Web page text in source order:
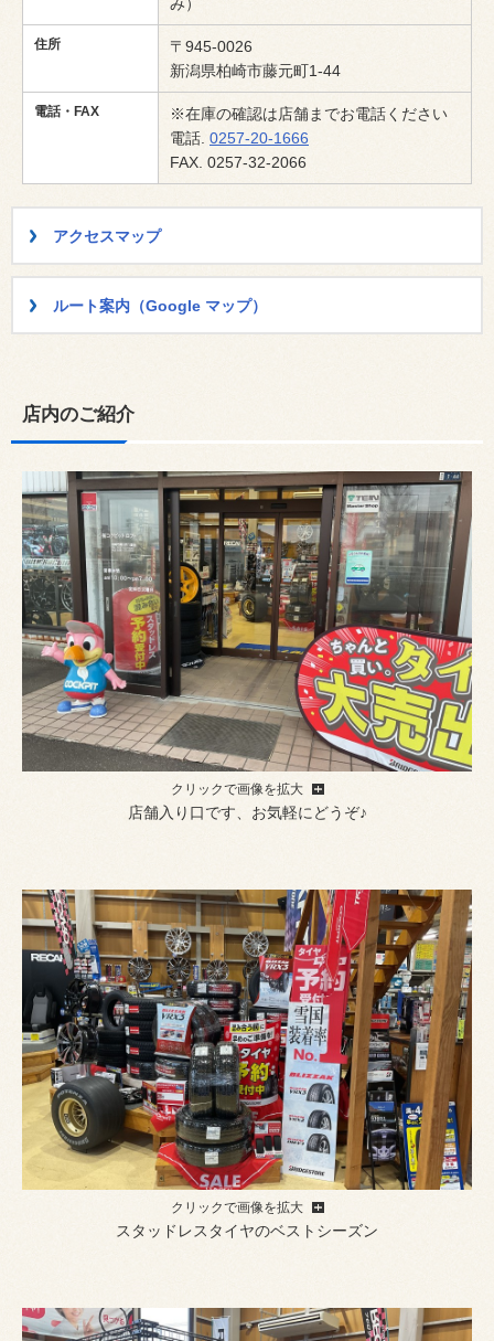
み）
住所
〒945-0026
新潟県柏崎市藤元町1-44
電話・FAX
※在庫の確認は店舗までお電話ください
電話. 0257-20-1666
FAX. 0257-32-2066
アクセスマップ
ルート案内（Google マップ）
店内のご紹介
クリックで画像を拡大
店舗入り口です、お気軽にどうぞ♪
クリックで画像を拡大
スタッドレスタイヤのベストシーズン